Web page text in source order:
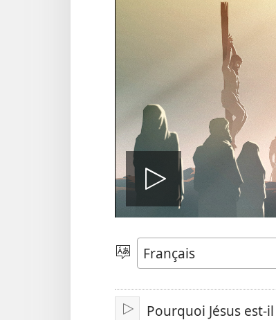
Lire
la
vidéo
Choisir
une
langue
Pourquoi Jésus est-